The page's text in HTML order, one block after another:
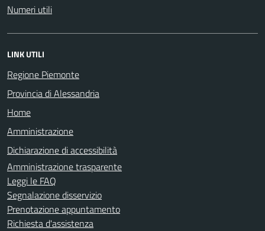
Numeri utili
LINK UTILI
Regione Piemonte
Provincia di Alessandria
Home
Amministrazione
Dichiarazione di accessibilità
Amministrazione trasparente
Leggi le FAQ
Segnalazione disservizio
Prenotazione appuntamento
Richiesta d'assistenza